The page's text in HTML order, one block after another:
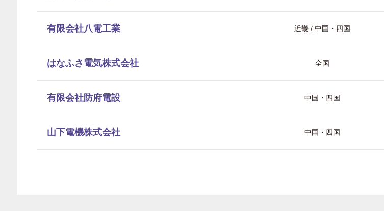
有限会社八電工業 近畿 / 中国・四国
はなふさ電気株式会社 全国
有限会社防府電設 中国・四国
山下電機株式会社 中国・四国